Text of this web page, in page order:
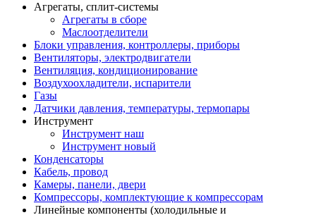
Агрегаты, сплит-системы
Агрегаты в сборе
Маслоотделители
Блоки управления, контроллеры, приборы
Вентиляторы, электродвигатели
Вентиляция, кондиционирование
Воздухоохладители, испарители
Газы
Датчики давления, температуры, термопары
Инструмент
Инструмент наш
Инструмент новый
Конденсаторы
Кабель, провод
Камеры, панели, двери
Компрессоры, комплектующие к компрессорам
Линейные компоненты (холодильные и